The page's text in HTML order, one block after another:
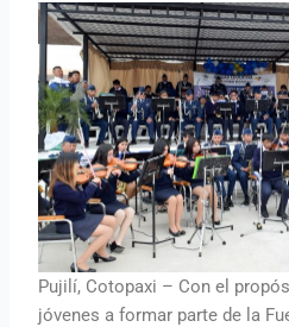
Pujilí, Cotopaxi – Con el
jóvenes a formar parte de la